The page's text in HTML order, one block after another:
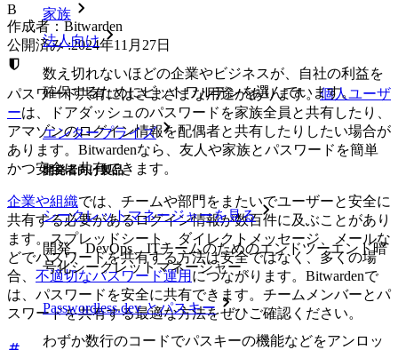
家族
法人向け
数え切れないほどの企業やビジネスが、自社の利益を
確保するためにビットワルデンを選んでいます。
エンタープライズ
開発者向け製品
シークレットマネージャーを見る
開発、DevOps、ITチームのためのエンドツーエンド暗
号化シークレットマネージャー。
Passwordless.dev とパスキー
わずか数行のコードでパスキーの機能などをアンロッ
B
作成者：Bitwarden
公開済み:2024年11月27日
パスワード共有にはさまざまな用途があります。個人ユーザ
ーは、ドアダッシュのパスワードを家族全員と共有したり、
アマゾンのログイン情報を配偶者と共有したりしたい場合が
あります。Bitwardenなら、友人や家族とパスワードを簡単
かつ安全に共有できます。
企業や組織では、チームや部門をまたいでユーザーと安全に
共有する必要があるログイン情報が数百件に及ぶことがあり
ます。スプレッドシート、ダイレクトメッセージ、メールな
どでパスワードを共有する方法は安全ではなく、多くの場
合、 不適切なパスワード運用 につながります。Bitwardenで
は、パスワードを安全に共有できます。チームメンバーとパ
スワードを共有する最適な方法をぜひご確認ください。